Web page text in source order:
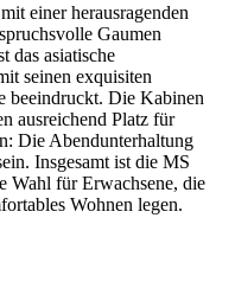
einer herausragenden
Gaumen
das asiatische
seinen exquisiten
beeindruckt. Die Kabinen
ausreichend Platz für
Die Abendunterhaltung
Insgesamt ist die MS
Wahl für Erwachsene, die
Wohnen legen.